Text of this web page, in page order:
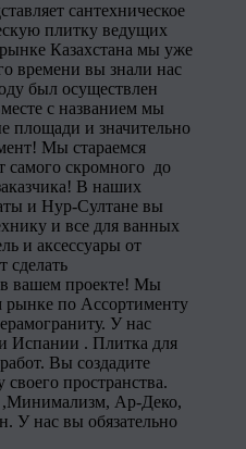
сантехническое
плитку ведущих
Казахстана мы уже
времени вы знали нас
был осуществлен
с названием мы
площади и значительно
Мы стараемся
самого скромного до
В наших
и Нур-Султане вы
и все для ванных
и аксессуары от
сделать
вашем проекте! Мы
рынке по Ассортименту
У нас
Испании . Плитка для
Вы создадите
пространства.
,Минимализм, Ар-Деко,
У нас вы обязательно